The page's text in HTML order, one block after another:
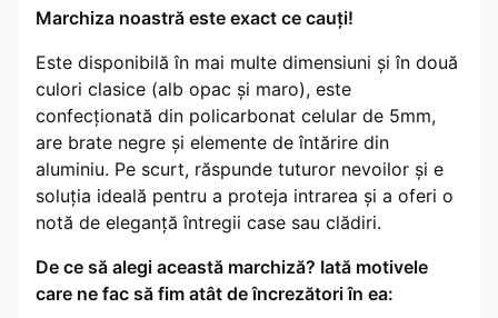
Marchiza noastră este exact ce cauți!
Este disponibilă în mai multe dimensiuni și în două
culori clasice (alb opac și maro), este
confecționată din policarbonat celular de 5mm,
are brate negre și elemente de întărire din
aluminiu. Pe scurt, răspunde tuturor nevoilor și e
soluția ideală pentru a proteja intrarea și a oferi o
notă de eleganță întregii case sau clădiri.
De ce să alegi această marchiză? Iată motivele
care ne fac să fim atât de încrezători în ea: